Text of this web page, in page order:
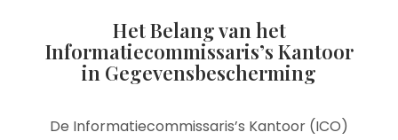
Het Belang van het
Informatiecommissaris’s Kantoor
in Gegevensbescherming
De Informatiecommissaris’s Kantoor (ICO)